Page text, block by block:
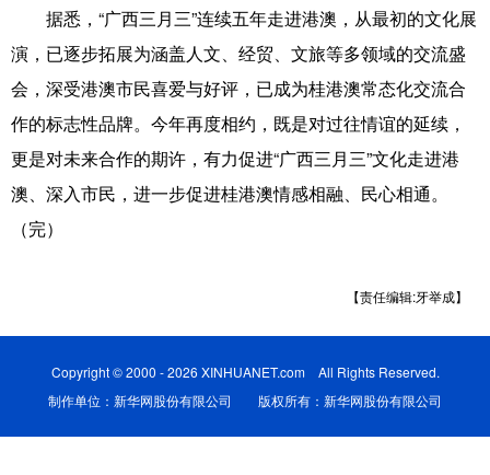
科技 科普 体育 文化
健康 军事 访谈 视频
图片 中央文件 金融 汽车
食品 人居 信息化 乡村振兴
溯源中国 城市 旅游 能源
一带一路
亚太网 上市公司 文化产业
据悉，“广西三月三”连续五年走进港澳，从最初的文化展
演，已逐步拓展为涵盖人文、经贸、文旅等多领域的交流盛
会，深受港澳市民喜爱与好评，已成为桂港澳常态化交流合
作的标志性品牌。今年再度相约，既是对过往情谊的延续，
更是对未来合作的期许，有力促进“广西三月三”文化走进港
澳、深入市民，进一步促进桂港澳情感相融、民心相通。
（完）
【责任编辑:牙举成】
Copyright © 2000 - 2026 XINHUANET.com All Rights Reserved.
制作单位：新华网股份有限公司 版权所有：新华网股份有限公司